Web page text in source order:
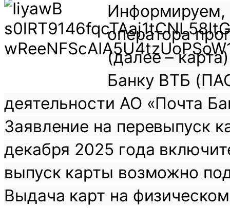
Информируем,
оператора
(далее –
Банку ВТБ
деятельности АО «Почта
Заявление на перевыпуск
декабря 2025 года
выпуск карты возможно
Выдача карт на